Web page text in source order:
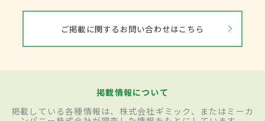
ご掲載に関するお問い合わせはこちら
掲載情報について
掲載している各種情報は、株式会社ギミック、またはミーカ